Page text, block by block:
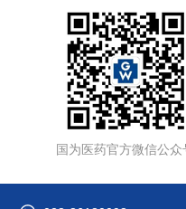
国为医药官方微信公众